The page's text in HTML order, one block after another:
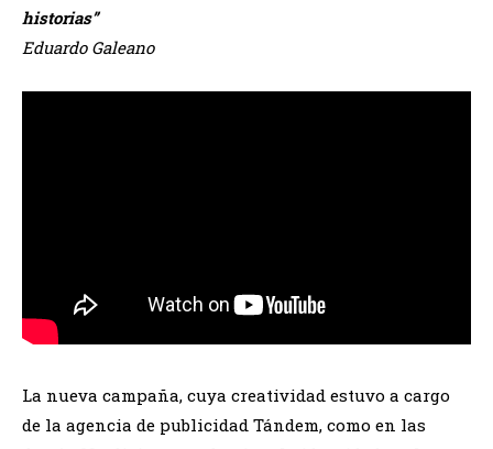
historias”
Eduardo Galeano
La nueva campaña, cuya creatividad estuvo a cargo
de la agencia de publicidad Tándem, como en las